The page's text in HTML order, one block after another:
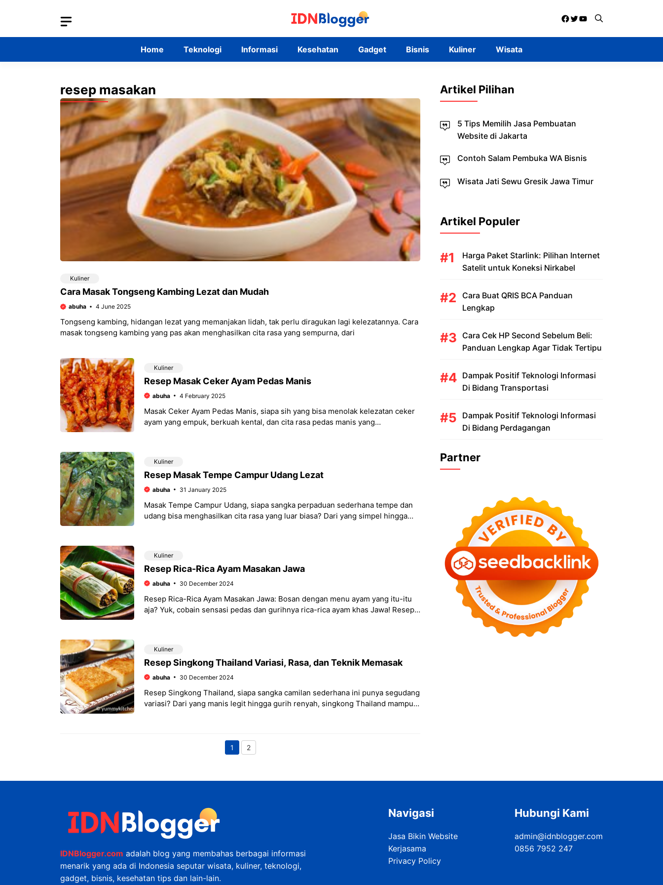
Facebook
Twitter
YouTube
Home Teknologi Informasi Kesehatan Gadget Bisnis Kuliner Wisata
resep masakan
Kuliner
Cara Masak Tongseng Kambing Lezat dan Mudah
abuha 4 June 2025
Tongseng kambing, hidangan lezat yang memanjakan lidah, tak perlu diragukan lagi kelezatannya. Cara
masak tongseng kambing yang pas akan menghasilkan cita rasa yang sempurna, dari
Kuliner
Resep Masak Ceker Ayam Pedas Manis
abuha 4 February 2025
Masak Ceker Ayam Pedas Manis, siapa sih yang bisa menolak kelezatan ceker
ayam yang empuk, berkuah kental, dan cita rasa pedas manis yang
Kuliner
Resep Masak Tempe Campur Udang Lezat
abuha 31 January 2025
Masak Tempe Campur Udang, siapa sangka perpaduan sederhana tempe dan
udang bisa menghasilkan cita rasa yang luar biasa? Dari yang simpel hingga
Kuliner
Resep Rica-Rica Ayam Masakan Jawa
abuha 30 December 2024
Resep Rica-Rica Ayam Masakan Jawa: Bosan dengan menu ayam yang itu-itu
aja? Yuk, cobain sensasi pedas dan gurihnya rica-rica ayam khas Jawa! Resep
Kuliner
Resep Singkong Thailand Variasi, Rasa, dan Teknik Memasak
abuha 30 December 2024
Resep Singkong Thailand, siapa sangka camilan sederhana ini punya segudang
variasi? Dari yang manis legit hingga gurih renyah, singkong Thailand mampu
Page
1 2
Artikel Pilihan
5 Tips Memilih Jasa Pembuatan
Website di Jakarta
Contoh Salam Pembuka WA Bisnis
Wisata Jati Sewu Gresik Jawa Timur
Artikel Populer
Harga Paket Starlink: Pilihan Internet
Satelit untuk Koneksi Nirkabel
Cara Buat QRIS BCA Panduan
Lengkap
Cara Cek HP Second Sebelum Beli:
Panduan Lengkap Agar Tidak Tertipu
Dampak Positif Teknologi Informasi
Di Bidang Transportasi
Dampak Positif Teknologi Informasi
Di Bidang Perdagangan
Partner
IDNBlogger.com adalah blog yang membahas berbagai informasi
menarik yang ada di Indonesia seputar wisata, kuliner, teknologi,
gadget, bisnis, kesehatan tips dan lain-lain.
Navigasi
Jasa Bikin Website
Kerjasama
Privacy Policy
Hubungi Kami
admin@idnblogger.com
0856 7952 247